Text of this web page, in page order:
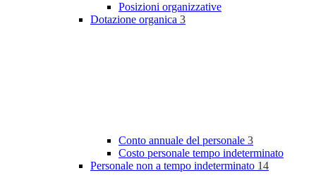
Posizioni organizzative
Dotazione organica 3
Conto annuale del personale 3
Costo personale tempo indeterminato
Personale non a tempo indeterminato 14